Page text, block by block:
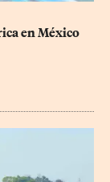
en México